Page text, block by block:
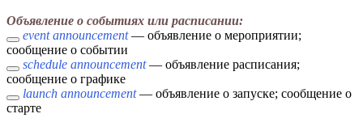
Объявление о событиях или расписании:
event announcement— объявление о мероприятии;
сообщение о событии
schedule announcement— объявление расписания;
сообщение о графике
launch announcement— объявление о запуске; сообщение о
старте